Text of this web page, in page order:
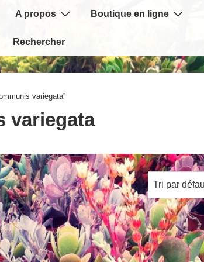
A propos Boutique en ligne
Rechercher
variegata”
variegata